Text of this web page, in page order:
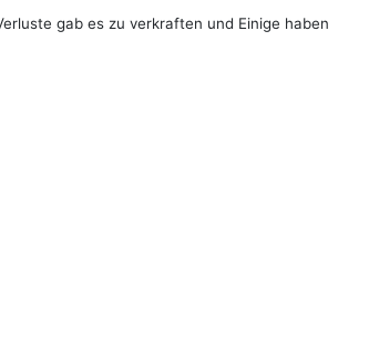
gab es zu verkraften und Einige haben